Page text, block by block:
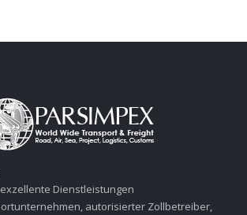
Dienstleistungen
autorisierter Zollbetreiber,